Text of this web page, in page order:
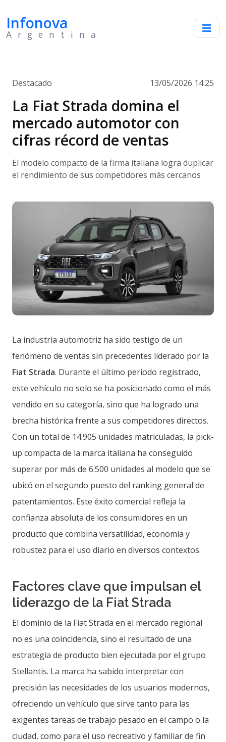
Infonova
Argentina
Destacado 13/05/2026 14:25
La Fiat Strada domina el
mercado automotor con
cifras récord de ventas
El modelo compacto de la firma italiana logra duplicar
el rendimiento de sus competidores más cercanos
La industria automotriz ha sido testigo de un
fenómeno de ventas sin precedentes liderado por la
Fiat Strada. Durante el último periodo registrado,
este vehículo no solo se ha posicionado como el más
vendido en su categoría, sino que ha logrado una
brecha histórica frente a sus competidores directos.
Con un total de 14.905 unidades matriculadas, la pick-
up compacta de la marca italiana ha conseguido
superar por más de 6.500 unidades al modelo que se
ubicó en el segundo puesto del ranking general de
patentamientos. Este éxito comercial refleja la
confianza absoluta de los consumidores en un
producto que combina versatilidad, economía y
robustez para el uso diario en diversos contextos.
Factores clave que impulsan el
liderazgo de la Fiat Strada
El dominio de la Fiat Strada en el mercado regional
no es una coincidencia, sino el resultado de una
estrategia de producto bien ejecutada por el grupo
Stellantis. La marca ha sabido interpretar con
precisión las necesidades de los usuarios modernos,
ofreciendo un vehículo que sirve tanto para las
exigentes tareas de trabajo pesado en el campo o la
ciudad, como para el uso recreativo y familiar de fin